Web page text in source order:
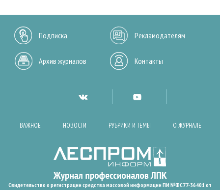
Подписка Рекламодателям
Архив журналов Контакты
ВАЖНОЕ НОВОСТИ РУБРИКИ И ТЕМЫ О ЖУРНАЛЕ
Свидетельство о регистрации средства массовой информации ПИ №ФС77-36401 от